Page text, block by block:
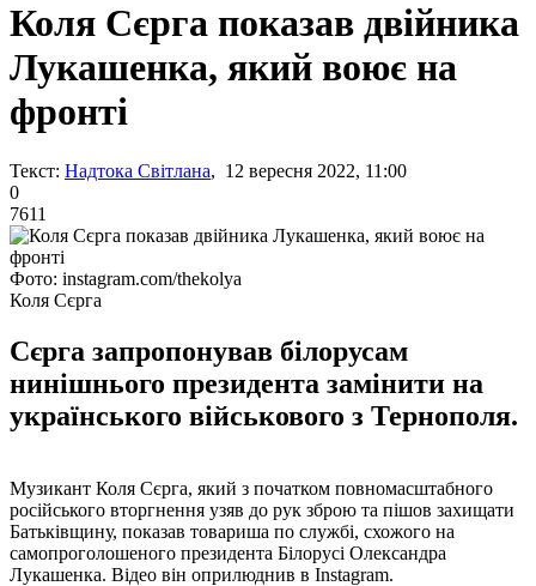
Коля Сєрга показав двійника
Лукашенка, який воює на
фронті
Текст: Надтока Світлана, 12 вересня 2022, 11:00
0
7611
Фото: instagram.com/thekolya
Коля Сєрга
Сєрга запропонував білорусам
нинішнього президента замінити на
українського військового з Тернополя.
Музикант Коля Сєрга, який з початком повномасштабного
російського вторгнення узяв до рук зброю та пішов захищати
Батьківщину, показав товариша по службі, схожого на
самопроголошеного президента Білорусі Олександра
Лукашенка. Відео він оприлюднив в Instagram.